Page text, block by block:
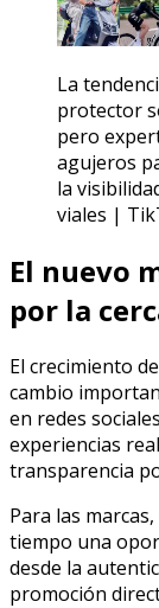
La
protector
pero
agujeros
la
viales |
El nuevo
por la
El crecimiento
cambio
en redes
experiencias
transparencia
Para las
tiempo una
desde la
promoción